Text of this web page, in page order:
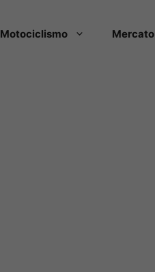
Motociclismo Mercato